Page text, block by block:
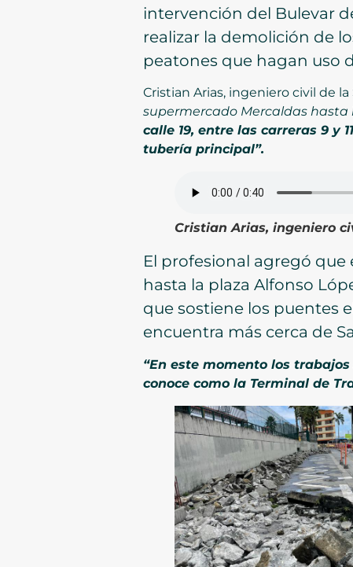
intervención del Bulevar
realizar la demolición de
peatones que hagan uso
Cristian Arias, ingeniero civil de
supermercado Mercaldas hasta
calle 19, entre las carreras 9 y
tubería principal”.
Cristian Arias, ingeniero
El profesional agregó
hasta la plaza Alfonso
que sostiene los puentes
encuentra más cerca de
“En este momento los
conoce como la Terminal de